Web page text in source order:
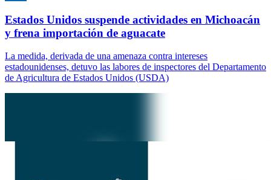
Estados Unidos suspende actividades en Michoacán
y frena importación de aguacate
La medida, derivada de una amenaza contra intereses
estadounidenses, detuvo las labores de inspectores del Departamento
de Agricultura de Estados Unidos (USDA)